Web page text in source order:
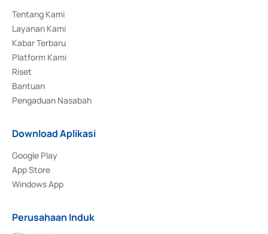
Tentang Kami
Layanan Kami
Kabar Terbaru
Platform Kami
Riset
Bantuan
Pengaduan Nasabah
Download Aplikasi
Google Play
App Store
Windows App
Perusahaan Induk